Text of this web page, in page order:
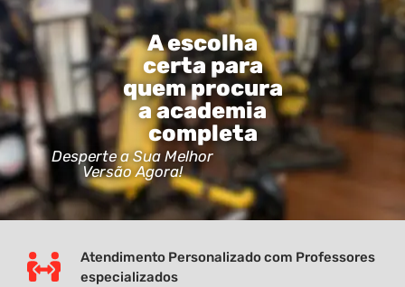
A escolha
certa para
quem procura
a academia
completa
Desperte a Sua Melhor
Versão Agora!
Atendimento Personalizado com Professores
especializados